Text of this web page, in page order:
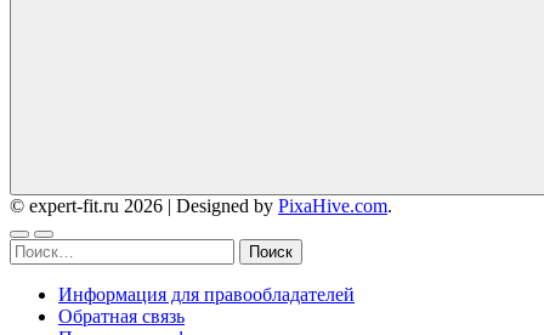
© expert-fit.ru 2026 | Designed by PixaHive.com.
Найти:
Информация для правообладателей
Обратная связь